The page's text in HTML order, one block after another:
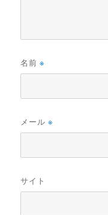
名前※
メール※
サイト